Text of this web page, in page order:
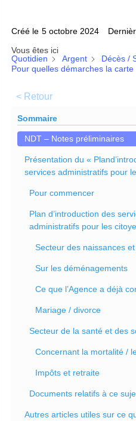
Créé le 5 octobre 2024
Vous êtes ici
Quotidien
Argent Décès /
Pour quelles démarches la
< Retour
Sommaire
NDT – Notes préliminaires
Présentation du «
services administratifs pour
Pour commencer
Plan d’introduction des
administratifs pour les
Secteur des naissances
Sur les déménagements
Ce que l’Agence a déjà
Mariage / divorce
Secteur de la santé et des
Concernant la mortalité /
Impôts et retraite
Documents relatifs à ce
Autres articles utiles sur ce